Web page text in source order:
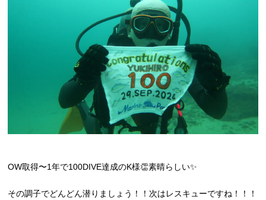
OW取得〜1年で100DIVE達成のK様👏素晴らしい✨
その調子でどんどん潜りましょう！！次はレスキューですね！！！